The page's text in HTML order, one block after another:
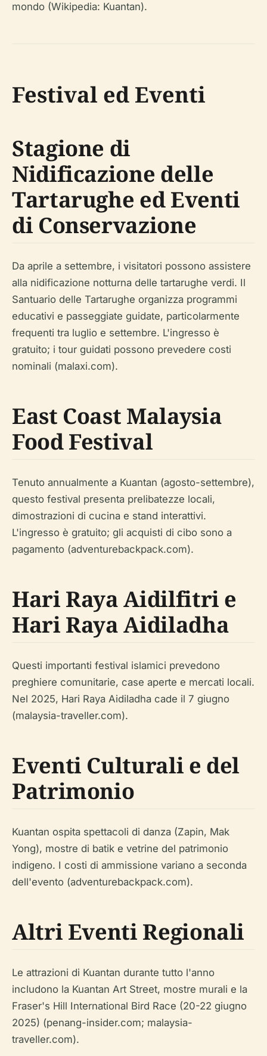
mondo (Wikipedia: Kuantan).
Festival ed Eventi
Stagione di
Nidificazione delle
Tartarughe ed Eventi
di Conservazione
Da aprile a settembre, i visitatori possono assistere
alla nidificazione notturna delle tartarughe verdi. Il
Santuario delle Tartarughe organizza programmi
educativi e passeggiate guidate, particolarmente
frequenti tra luglio e settembre. L'ingresso è
gratuito; i tour guidati possono prevedere costi
nominali (malaxi.com).
East Coast Malaysia
Food Festival
Tenuto annualmente a Kuantan (agosto-settembre),
questo festival presenta prelibatezze locali,
dimostrazioni di cucina e stand interattivi.
L'ingresso è gratuito; gli acquisti di cibo sono a
pagamento (adventurebackpack.com).
Hari Raya Aidilfitri e
Hari Raya Aidiladha
Questi importanti festival islamici prevedono
preghiere comunitarie, case aperte e mercati locali.
Nel 2025, Hari Raya Aidiladha cade il 7 giugno
(malaysia-traveller.com).
Eventi Culturali e del
Patrimonio
Kuantan ospita spettacoli di danza (Zapin, Mak
Yong), mostre di batik e vetrine del patrimonio
indigeno. I costi di ammissione variano a seconda
dell'evento (adventurebackpack.com).
Altri Eventi Regionali
Le attrazioni di Kuantan durante tutto l'anno
includono la Kuantan Art Street, mostre murali e la
Fraser's Hill International Bird Race (20-22 giugno
2025) (penang-insider.com; malaysia-
traveller.com).